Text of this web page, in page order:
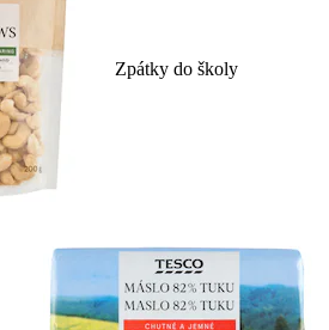
Zpátky do školy